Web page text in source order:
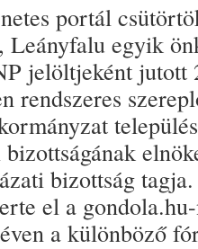
portál
Leányfalu egyik
jelöltjeként jutott
rendszeres
bizottság
el a
a különböző